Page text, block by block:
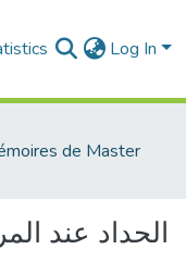
Log In
de Master
الحداد عند